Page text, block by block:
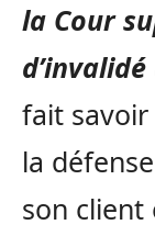
la Cour
fait savoir
la
son client